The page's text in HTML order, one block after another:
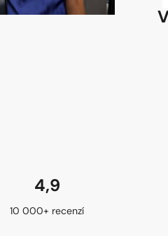
4,9
10 000+ recenzí